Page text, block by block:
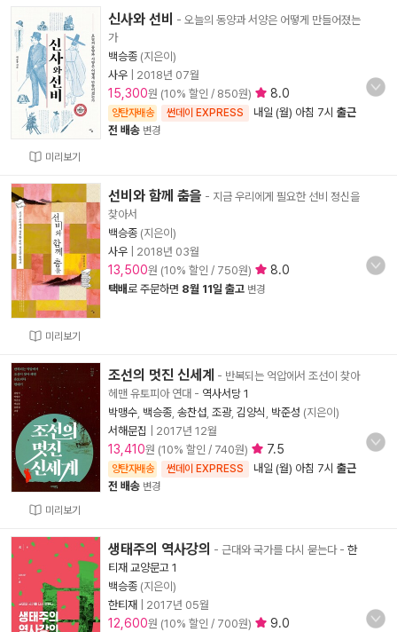
미리보기
신사와 선비
- 오늘의 동양과 서양은 어떻게 만들어졌는
가
백승종 (지은이)
사우
2018년 07월
15,300원 (10% 할인 / 850원) 8.0
양탄자배송 썬데이 EXPRESS 내일 (월) 아침 7시 출근
전 배송 변경
미리보기
선비와 함께 춤을 - 지금 우리에게 필요한 선비 정신을
찾아서
백승종 (지은이)
사우
2018년 03월
13,500원 (10% 할인 / 750원) 8.0
택배로 주문하면 8월 11일 출고 변경
미리보기
조선의 멋진 신세계 - 반복되는 억압에서 조선이 찾아
헤맨 유토피아 연대 - 역사서당 1
박맹수 백승종 송찬섭 조광, 김양식 박준성 (지은이)
서해문집
2017년 12월
13,410원 (10% 할인 / 740원) 7.5
양탄자배송 썬데이 EXPRESS 내일 (월) 아침 7시 출근
전 배송 변경
생태주의 역사강의 - 근대와 국가를 다시 묻는다- 한
티재 교양문고 1
백승종 (지은이)
한티재
2017년 05월
12,600원 (10% 할인 / 700원) 9.0